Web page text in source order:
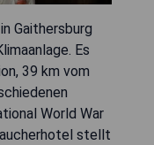
Gaithersburg
Es
39 km vom
World War
stellt